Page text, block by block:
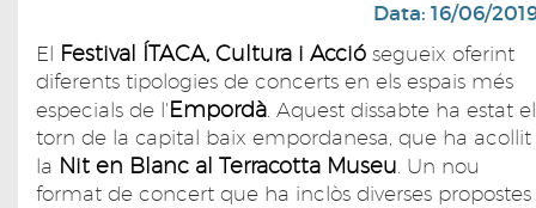
Data: 16/06/
El Festival ÍTACA, Cultura i Acció segueix oferint
diferents tipologies de concerts en els espais més
especials de l'Empordà. Aquest dissabte ha estat el
torn de la capital baix empordanesa, que ha acollit
la Nit en Blanc al Terracotta Museu. Un nou
format de concert que ha inclòs diverses propostes